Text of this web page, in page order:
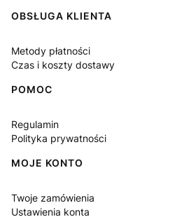
OBSŁUGA KLIENTA
Metody płatności
Czas i koszty dostawy
POMOC
Regulamin
Polityka prywatności
MOJE KONTO
Twoje zamówienia
Ustawienia konta